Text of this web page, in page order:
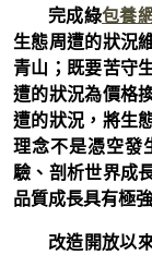
完成綠包養
生態周遭的狀況
青山；既要苦守
遭的狀況為價格
遭的狀況，將生
理念不是憑空發
驗、剖析世界成
品質成長具有極
改造開放以